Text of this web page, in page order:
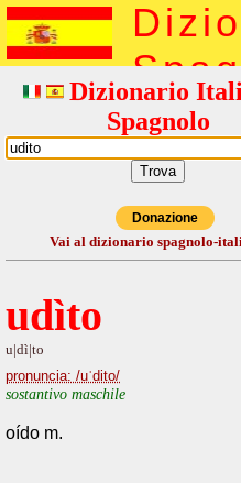
Dizionario
Spagnolo
Donazione
Vai al dizionario spagnolo-
udìto
u|dì|to
pronuncia: /uˈdito/
sostantivo maschile
oído m.